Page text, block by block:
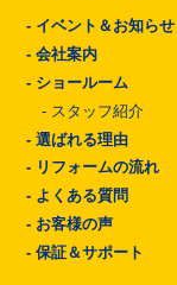
- イベント＆お知らせ
- 会社案内
- ショールーム
- スタッフ紹介
- 選ばれる理由
- リフォームの流れ
- よくある質問
- お客様の声
- 保証＆サポート